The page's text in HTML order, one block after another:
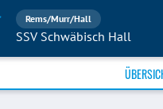
Rems/Murr/Hall
SSV Schwäbisch Hall